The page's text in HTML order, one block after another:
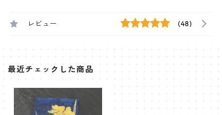
レビュー (48)
最近チェックした商品